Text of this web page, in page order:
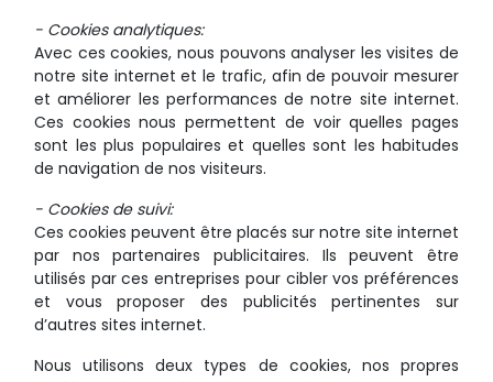
- Cookies analytiques:
Avec ces cookies, nous pouvons analyser les visites de
notre site internet et le trafic, afin de pouvoir mesurer
et améliorer les performances de notre site internet.
Ces cookies nous permettent de voir quelles pages
sont les plus populaires et quelles sont les habitudes
de navigation de nos visiteurs.
- Cookies de suivi:
Ces cookies peuvent être placés sur notre site internet
par nos partenaires publicitaires. Ils peuvent être
utilisés par ces entreprises pour cibler vos préférences
et vous proposer des publicités pertinentes sur
d’autres sites internet.
Nous utilisons deux types de cookies, nos propres